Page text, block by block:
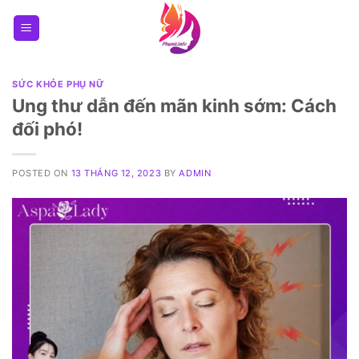
SỨC KHỎE PHỤ NỮ
Ung thư dẫn đến mãn kinh sớm: Cách
đối phó!
POSTED ON 13 THÁNG 12, 2023 BYADMIN